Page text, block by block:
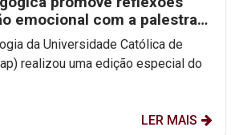
emocional com a palestra
da Universidade Católica de
realizou uma edição especial do
LER MAIS